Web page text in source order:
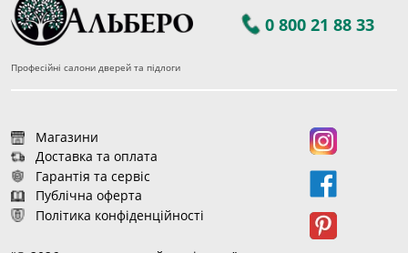
0 800 21 88 33
Професійні салони дверей та підлоги
Магазини
Доставка та оплата
Гарантія та сервіс
Публічна оферта
Політика конфіденційності